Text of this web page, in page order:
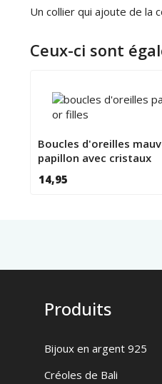
Un collier qui ajoute de la
Ceux-ci sont
Boucles d'oreilles
papillon avec cristaux
14,95
Produits
Bijoux en argent 925
Créoles de Bali